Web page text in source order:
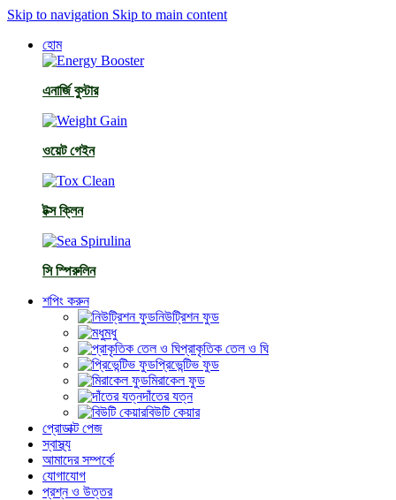
Skip to navigation Skip to main content
হোম
এনার্জি বুস্টার
ওয়েট গেইন
টক্স ক্লিন
সি স্পিরুলিন
শপিং করুন
নিউট্রিশন ফুড
মধু
প্রাকৃতিক তেল ও ঘি
প্রিভেন্টিভ ফুড
মিরাকেল ফুড
দাঁতের যত্ন
বিউটি কেয়ার
প্রোডাক্ট পেজ
স্বাস্থ্য
আমাদের সম্পর্কে
যোগাযোগ
প্রশ্ন ও উত্তর